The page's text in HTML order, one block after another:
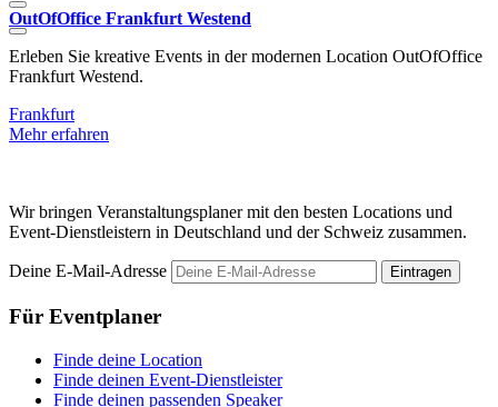
OutOfOffice Frankfurt Westend
Erleben Sie kreative Events in der modernen Location OutOfOffice
Frankfurt Westend.
Frankfurt
Mehr erfahren
Wir bringen Veranstaltungsplaner mit den besten Locations und
Event-Dienstleistern in Deutschland und der Schweiz zusammen.
Deine E-Mail-Adresse Eintragen
Für Eventplaner
Finde deine Location
Finde deinen Event-Dienstleister
Finde deinen passenden Speaker